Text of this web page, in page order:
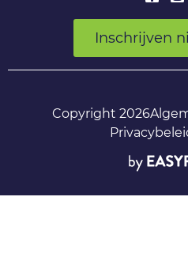
Inschrijven
Copyright 2026